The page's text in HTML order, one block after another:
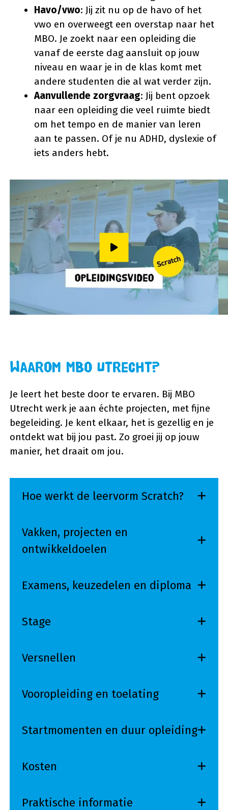
Havo/vwo: Jij zit nu op de havo of het
vwo en overweegt een overstap naar het
MBO. Je zoekt naar een opleiding die
vanaf de eerste dag aansluit op jouw
niveau en waar je in de klas komt met
andere studenten die al wat verder zijn.
Aanvullende zorgvraag: Jij bent opzoek
naar een opleiding die veel ruimte biedt
om het tempo en de manier van leren
aan te passen. Of je nu ADHD, dyslexie of
iets anders hebt.
Speel video af
Waarom MBO Utrecht?
Je leert het beste door te ervaren. Bij MBO
Utrecht werk je aan échte projecten, met fijne
begeleiding. Je kent elkaar, het is gezellig en je
ontdekt wat bij jou past. Zo groei jij op jouw
manier, het draait om jou.
Hoe werkt de leervorm Scratch?
Vakken, projecten en
ontwikkeldoelen
Examens, keuzedelen en diploma
Stage
Versnellen
Vooropleiding en toelating
Startmomenten en duur opleiding
Kosten
Praktische informatie